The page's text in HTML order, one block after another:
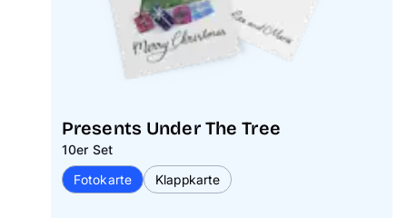
Presents Under The Tree
10er Set
Fotokarte
Klappkarte